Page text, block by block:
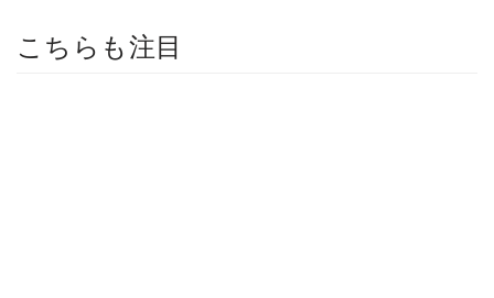
こちらも注目